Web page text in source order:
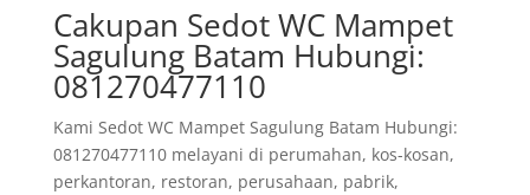
Cakupan Sedot WC Mampet
Sagulung Batam Hubungi:
081270477110
Kami Sedot WC Mampet Sagulung Batam Hubungi:
081270477110 melayani di perumahan, kos-kosan,
perkantoran, restoran, perusahaan, pabrik,